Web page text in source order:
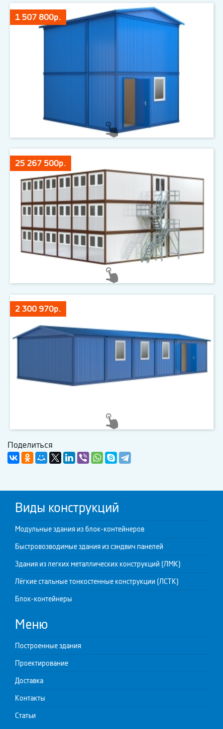
1 507 800р.
25 267 500р.
2 300 970р.
Поделиться
Виды конструкций
Модульные здания из блок-контейнеров
Быстровозводимые здания из сэндвич панелей
Здания из легких металлических конструкций (ЛМК)
Лёгкие стальные тонкостенные конструкции (ЛСТК)
Блок-контейнеры
Меню
Построенные здания
Проектирование
Доставка
Контакты
Статьи